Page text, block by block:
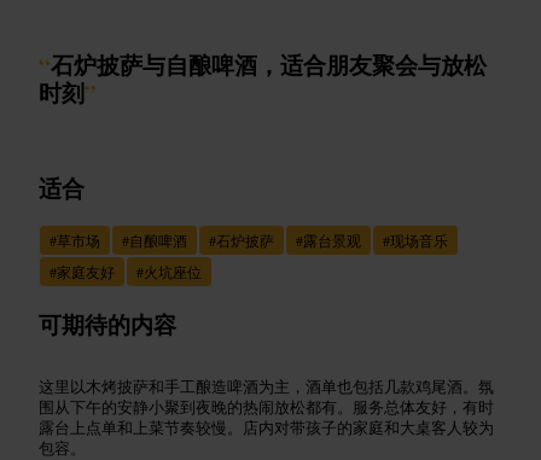
“石炉披萨与自酿啤酒，适合朋友聚会与放松
时刻”
适合
#草市场 #自酿啤酒 #石炉披萨 #露台景观 #现场音乐
#家庭友好 #火坑座位
可期待的内容
这里以木烤披萨和手工酿造啤酒为主，酒单也包括几款鸡尾酒。氛
围从下午的安静小聚到夜晚的热闹放松都有。服务总体友好，有时
露台上点单和上菜节奏较慢。店内对带孩子的家庭和大桌客人较为
包容。